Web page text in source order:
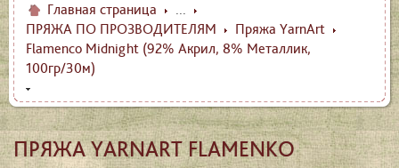
Главная страница
...
ПРЯЖА ПО ПРОЗВОДИТЕЛЯМ
Пряжа YarnArt
Flamenco Midnight (92% Акрил, 8% Металлик,
100гр/30м)
ПРЯЖА YARNART FLAMENKO